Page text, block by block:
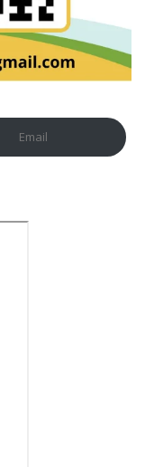
Email